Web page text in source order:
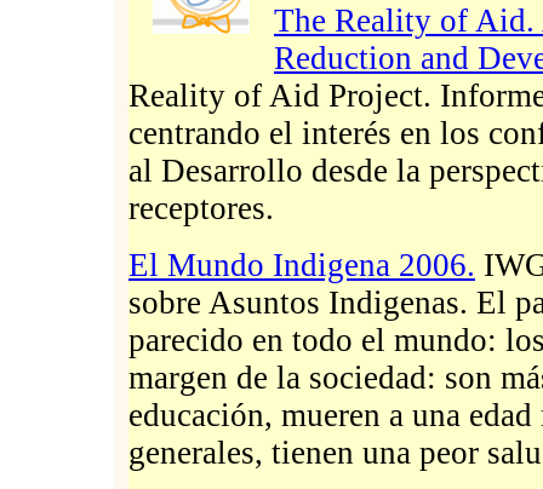
The Reality of Aid.
Reduction and
Reality of Aid Project.
centrando el interés en los
al Desarrollo desde la
receptores.
El Mundo Indigena 2006.
sobre Asuntos Indigenas. El
parecido en todo el mundo:
margen de la sociedad: son
educación, mueren a una
generales, tienen una peor